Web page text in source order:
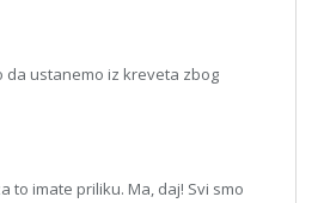
da ustanemo iz kreveta zbog
to imate priliku. Ma, daj! Svi smo